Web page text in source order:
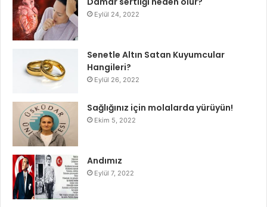
Eylül 24, 2022
Senetle Altın Satan Kuyumcular
Hangileri?
Eylül 26, 2022
Sağlığınız için molalarda yürüyün!
Ekim 5, 2022
Andımız
Eylül 7, 2022